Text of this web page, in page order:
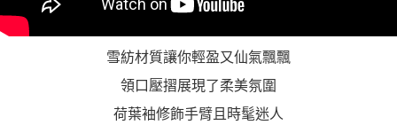
雪紡材質讓你輕盈又仙氣飄飄
領口壓摺展現了柔美氛圍
荷葉袖修飾手臂且時髦迷人